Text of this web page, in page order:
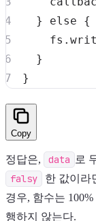
}
else
{
    fs
.
}
}
Copy
정답은, data 로
falsy
한 값이라
경우, 함수는
행하지 않는다.